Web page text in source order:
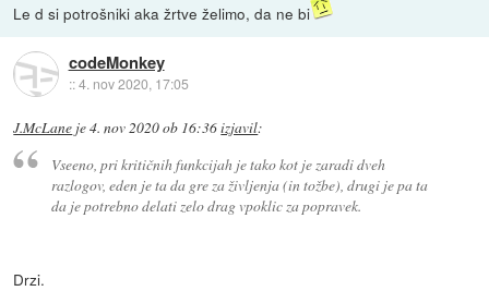
Le d si potrošniki aka žrtve želimo, da ne bi
codeMonkey
::4. nov 2020, 17:05
J.McLane je4. nov 2020 ob 16:36izjavil:
Vseeno, pri kritičnih funkcijah je tako kot je zaradi dveh
razlogov, eden je ta da gre za življenja (in tožbe), drugi je pa ta
da je potrebno delati zelo drag vpoklic za popravek.
Drzi.